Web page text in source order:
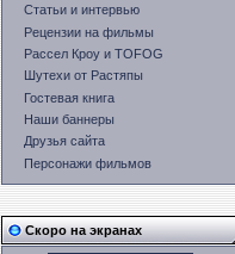
Статьи и интервью
Рецензии на фильмы
Рассел Кроу и TOFOG
Шутехи от Растяпы
Гостевая книга
Наши баннеры
Друзья сайта
Персонажи фильмов
Скоро на экранах